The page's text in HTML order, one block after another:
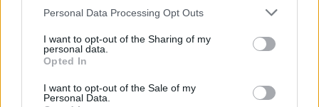
Please note that this website/app uses one or more Google
not limited to your visit or usage behaviour. You may click to
grant or deny consent to Google and its third-party tags to
use your data for below specified purposes in below Google
consent section.
Personal Data Processing Opt Outs
I want to opt-out of the Sharing of my
personal data.
Opted In
I want to opt-out of the Sale of my
Personal Data.
σε πρακτικές που θέτουν σε κίνδυνο την ασφάλεια
ΑΣΕΠ: Πιστοποίηση Αγγλικών σε